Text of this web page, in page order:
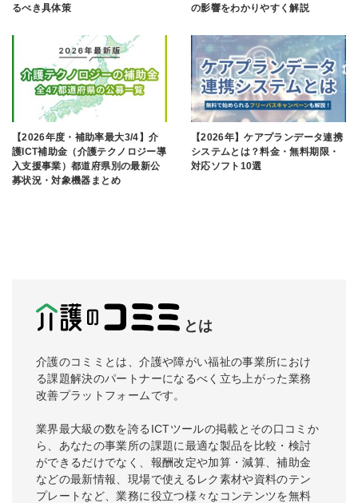
るべき具体策
の影響をわかりやすく解説
【2026年度・補助率最大3/4】介
護ICT補助金（介護テクノロジー導
入支援事業）都道府県別の最新公
募状況・対象機器まとめ
【2026年】ケアプランデータ連携
システムとは？料金・無料期限・
対応ソフト10選
とは
介護のコミミとは、介護や障がい福祉の事業所におけ
る課題解決のパートナーになるべく立ち上がった業務
改善プラットフォームです。
業界最大級の数を誇るICTツールの掲載とその口コミか
ら、あなたの事業所の課題に最適な製品を比較・検討
ができるだけでなく、報酬改定や加算・減算、補助金
などの最新情報、現場で使えるレク素材や資料のテン
プレートなど、業務に役立つ様々なコンテンツを無料